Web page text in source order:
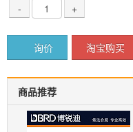
- +
询价 淘宝购买
商品推荐